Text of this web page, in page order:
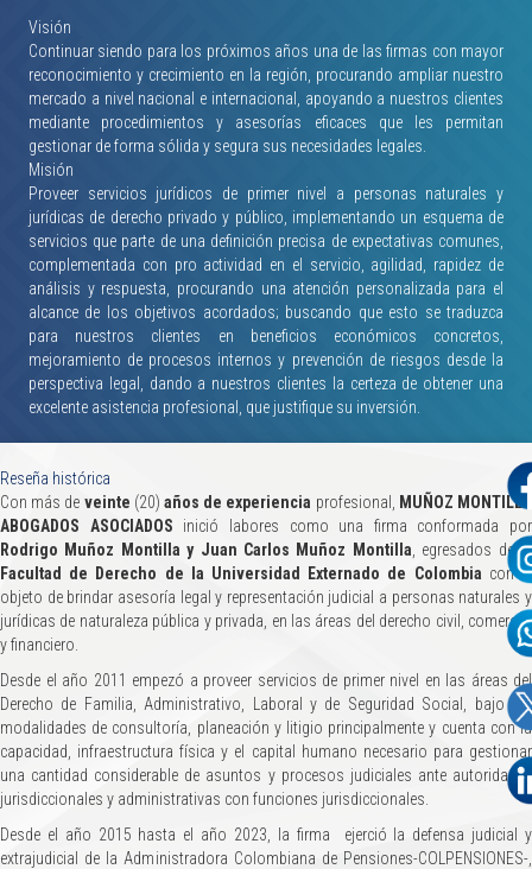
Visión
Continuar siendo para los próximos años una de las firmas con mayor
reconocimiento y crecimiento en la región, procurando ampliar nuestro
mercado a nivel nacional e internacional, apoyando a nuestros clientes
mediante procedimientos y asesorías eficaces que les permitan
gestionar de forma sólida y segura sus necesidades legales.
Misión
Proveer servicios jurídicos de primer nivel a personas naturales y
jurídicas de derecho privado y público, implementando un esquema de
servicios que parte de una definición precisa de expectativas comunes,
complementada con pro actividad en el servicio, agilidad, rapidez de
análisis y respuesta, procurando una atención personalizada para el
alcance de los objetivos acordados; buscando que esto se traduzca
para nuestros clientes en beneficios económicos concretos,
mejoramiento de procesos internos y prevención de riesgos desde la
perspectiva legal, dando a nuestros clientes la certeza de obtener una
excelente asistencia profesional, que justifique su inversión.
Reseña histórica
Con más de veinte (20)años de experiencia profesional,
MUÑOZ MONTILLA
ABOGADOS ASOCIADOS inició labores como una firma conformada por
Rodrigo Muñoz Montilla y Juan Carlos Muñoz Montilla , egresados de la
Facultad de Derecho de la Universidad Externado de Colombia con el
objeto de brindar asesoría legal y representación judicial a personas naturales y
jurídicas de naturaleza pública y privada, en las áreas del derecho civil, comercial
y financiero.
Desde el año 2011 empezó a proveer servicios de primer nivel en las áreas del
Derecho de Familia, Administrativo, Laboral y de Seguridad Social, bajo las
modalidades de consultoría, planeación y litigio principalmente y cuenta con la
capacidad, infraestructura física y el capital humano necesario para gestionar
una cantidad considerable de asuntos y procesos judiciales ante autoridades
jurisdiccionales y administrativas con funciones jurisdiccionales.
Desde el año 2015 hasta el año 2023, la firma ejerció la defensa judicial y
extrajudicial de la Administradora Colombiana de Pensiones-COLPENSIONES-,